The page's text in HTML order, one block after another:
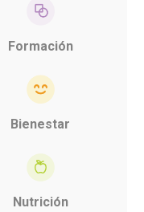
Formación
Bienestar
Nutrición